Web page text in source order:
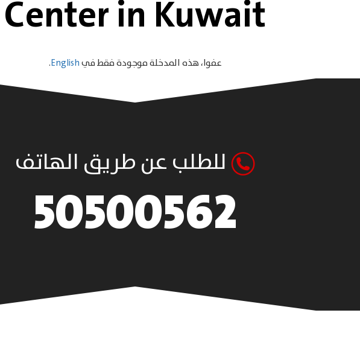
Center in Kuwait
عفوا، هذه المدخلة موجودة فقط فيEnglish
.
للطلب عن طريق الهاتف
50500562